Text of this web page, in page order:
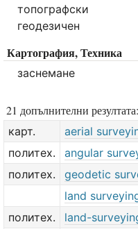
топографски
геодезичен
Картография, Техника
заснемане
21 допълнителни резултата:
карт. aerial
политех.
angular
политех.
geodetic
land
политех.
land-